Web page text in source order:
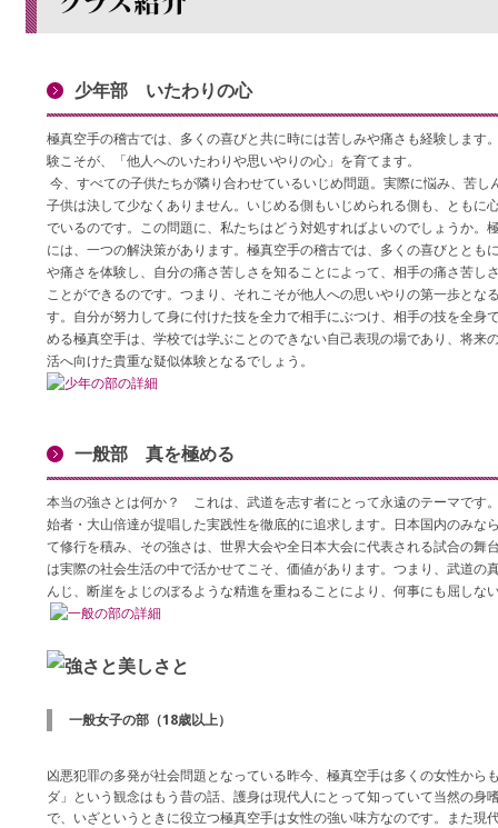
少年部 いたわりの心
極真空手の稽古では、多くの喜びと共に時には苦しみや痛さも経験します
験こそが、「他人へのいたわりや思いやりの心」を育てます。
今、すべての子供たちが隣り合わせているいじめ問題。実際に悩み、苦し
子供は決して少なくありません。いじめる側もいじめられる側も、ともに
でいるのです。この問題に、私たちはどう対処すればよいのでしょうか。
には、一つの解決策があります。極真空手の稽古では、多くの喜びととも
や痛さを体験し、自分の痛さ苦しさを知ることによって、相手の痛さ苦し
ことができるのです。つまり、それこそが他人への思いやりの第一歩とな
す。自分が努力して身に付けた技を全力で相手にぶつけ、相手の技を全身
める極真空手は、学校では学ぶことのできない自己表現の場であり、将来
活へ向けた貴重な疑似体験となるでしょう。
一般部 真を極める
本当の強さとは何か？ これは、武道を志す者にとって永遠のテーマです
始者・大山倍達が提唱した実践性を徹底的に追求します。日本国内のみな
て修行を積み、その強さは、世界大会や全日本大会に代表される試合の舞
は実際の社会生活の中で活かせてこそ、価値があります。つまり、武道の
んじ、断崖をよじのぼるような精進を重ねることにより、何事にも屈しな
一般女子の部（18歳以上）
凶悪犯罪の多発が社会問題となっている昨今、極真空手は多くの女性から
ダ」という観念はもう昔の話、護身は現代人にとって知っていて当然の身
で、いざというときに役立つ極真空手は女性の強い味方なのです。また現